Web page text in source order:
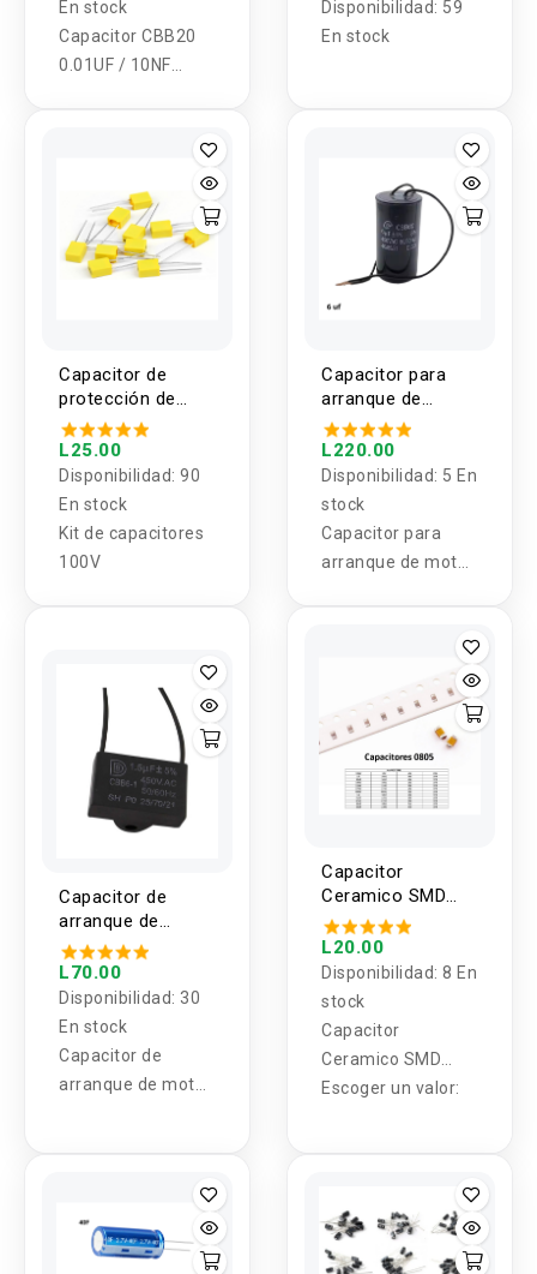
En stock
Capacitor CBB20
0.01UF / 10NF
Disponibilidad: 59
En stock
Capacitor de
protección de
Polipropileno
100V
L25.00
Disponibilidad: 90
En stock
Kit de capacitores
100V
Capacitor para
arranque de
motor 6-40UF
L220.00
Disponibilidad: 5 En
stock
Capacitor para
arranque de motor
Capacitor de
arranque de
motor de
ventilador CBB61
450V 0.8UF - 25UF
L70.00
Disponibilidad: 30
En stock
Capacitor de
arranque de motor
Capacitor
Ceramico SMD
0805 25V/50V (2
Unidades)
L20.00
Disponibilidad: 8 En
stock
Capacitor
Ceramico SMD
0805
Escoger un valor: